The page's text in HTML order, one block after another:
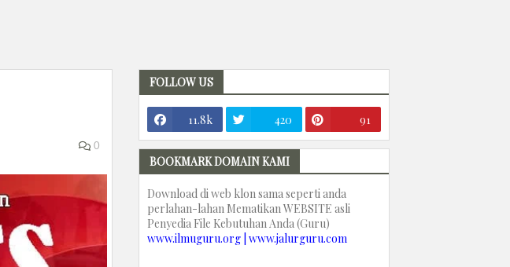
0
FOLLOW US
11.8k 420 91
BOOKMARK DOMAIN KAMI
Download di web klon sama seperti anda
perlahan-lahan Mematikan WEBSITE asli
Penyedia File Kebutuhan Anda (Guru)
www.ilmuguru.org | www.jalurguru.com